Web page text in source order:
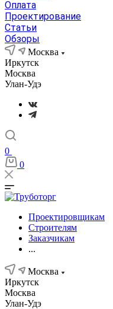
Оплата
Проектирование
Статьи
Обзоры
Москва
Иркутск
Москва
Улан-Удэ
0
0
Проектировщикам
Строителям
Заказчикам
...
Москва
Иркутск
Москва
Улан-Удэ